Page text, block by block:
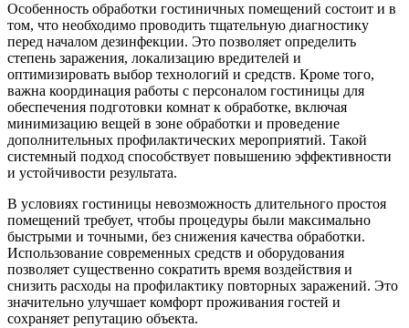
Особенность обработки гостиничных помещений состоит и в
том, что необходимо проводить тщательную диагностику
перед началом дезинфекции. Это позволяет определить
степень заражения, локализацию вредителей и
оптимизировать выбор технологий и средств. Кроме того,
важна координация работы с персоналом гостиницы для
обеспечения подготовки комнат к обработке, включая
минимизацию вещей в зоне обработки и проведение
дополнительных профилактических мероприятий. Такой
системный подход способствует повышению эффективности
и устойчивости результата.
В условиях гостиницы невозможность длительного простоя
помещений требует, чтобы процедуры были максимально
быстрыми и точными, без снижения качества обработки.
Использование современных средств и оборудования
позволяет существенно сократить время воздействия и
снизить расходы на профилактику повторных заражений. Это
значительно улучшает комфорт проживания гостей и
сохраняет репутацию объекта.